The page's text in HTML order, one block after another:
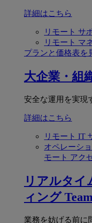
詳細はこちら
リモート サ
リモート マ
プランと価格表を
大企業・組
安全な運用を実現
詳細はこちら
リモート IT
オペレーシ
モート アク
リアルタイ
ィング
業務を妨げる前に